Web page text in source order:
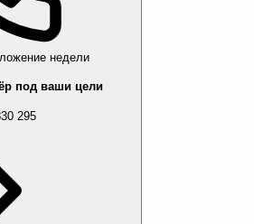
недели
под ваши цели
295